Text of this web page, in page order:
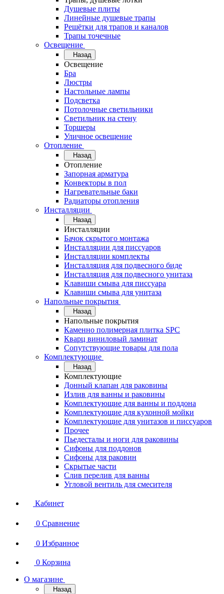
Душевые плиты
Линейные душевые трапы
Решётки для трапов и каналов
Трапы точечные
Освещение
Назад
Освещение
Бра
Люстры
Настольные лампы
Подсветка
Потолочные светильники
Светильник на стену
Торшеры
Уличное освещение
Отопление
Назад
Отопление
Запорная арматура
Конвекторы в пол
Нагревательные баки
Радиаторы отопления
Инсталляции
Назад
Инсталляции
Бачок скрытого монтажа
Инсталляции для писсуаров
Инсталляции комплекты
Инсталляция для подвесного биде
Инсталляция для подвесного унитаза
Клавиши смыва для писсуара
Клавиши смыва для унитаза
Напольные покрытия
Назад
Напольные покрытия
Каменно полимерная плитка SPC
Кварц виниловый ламинат
Сопутствующие товары для пола
Комплектующие
Назад
Комплектующие
Донный клапан для раковины
Излив для ванны и раковины
Комплектующие для ванны и поддона
Комплектующие для кухонной мойки
Комплектующие для унитазов и писсуаров
Прочее
Пьедесталы и ноги для раковины
Сифоны для поддонов
Сифоны для раковин
Скрытые части
Слив перелив для ванны
Угловой вентиль для смесителя
Кабинет
0 Сравнение
0 Избранное
0 Корзина
О магазине
Назад